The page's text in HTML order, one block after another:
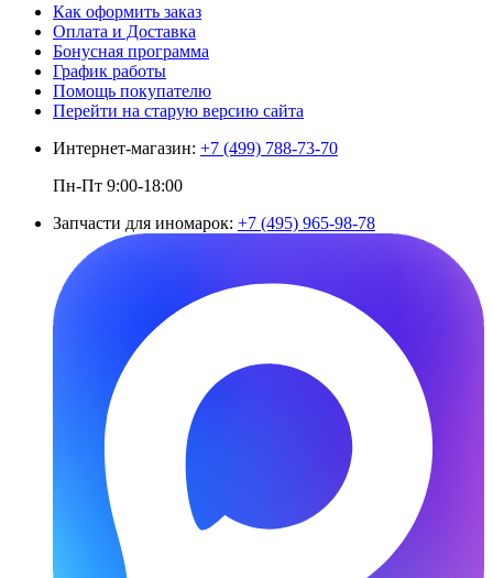
Как оформить заказ
Оплата и Доставка
Бонусная программа
График работы
Помощь покупателю
Перейти на старую версию сайта
Интернет-магазин: +7 (499) 788-73-70
Пн-Пт 9:00-18:00
Запчасти для иномарок: +7 (495) 965-98-78